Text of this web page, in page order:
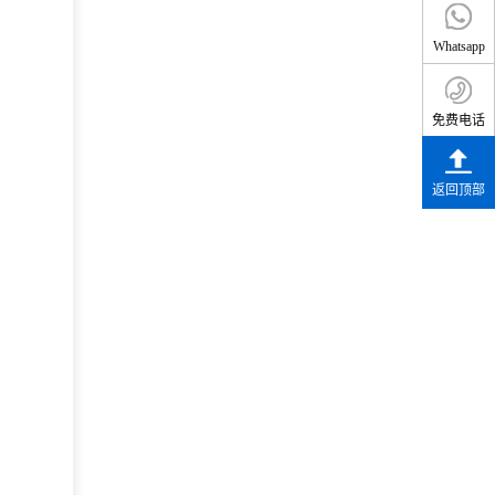
Whatsapp
免费电话
返回顶部